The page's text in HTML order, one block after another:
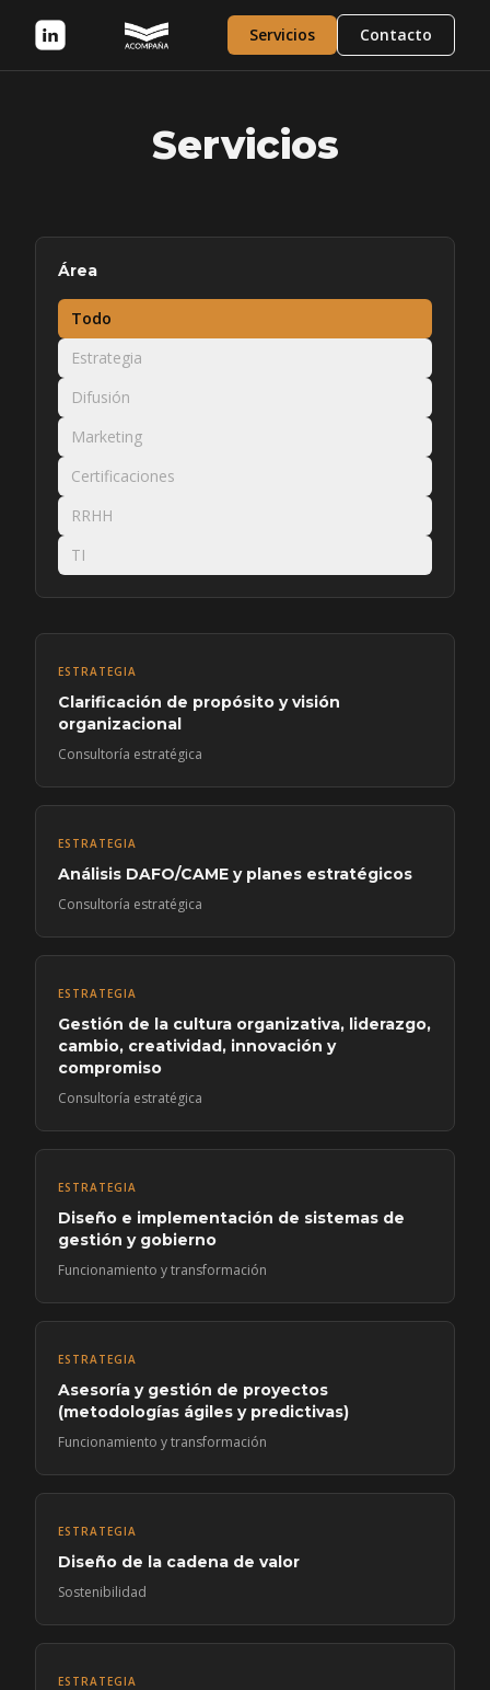
Servicios Contacto
Servicios
Área
Todo
Estrategia
Difusión
Marketing
Certificaciones
RRHH
TI
ESTRATEGIA
Clarificación de propósito y visión
organizacional
Consultoría estratégica
ESTRATEGIA
Análisis DAFO/CAME y planes estratégicos
Consultoría estratégica
ESTRATEGIA
Gestión de la cultura organizativa, liderazgo,
cambio, creatividad, innovación y
compromiso
Consultoría estratégica
ESTRATEGIA
Diseño e implementación de sistemas de
gestión y gobierno
Funcionamiento y transformación
ESTRATEGIA
Asesoría y gestión de proyectos
(metodologías ágiles y predictivas)
Funcionamiento y transformación
ESTRATEGIA
Diseño de la cadena de valor
Sostenibilidad
ESTRATEGIA